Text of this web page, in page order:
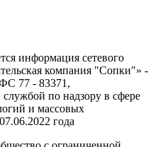
информация сетевого
компания "Сопки"» -
77 - 83371,
по надзору в сфере
и массовых
года